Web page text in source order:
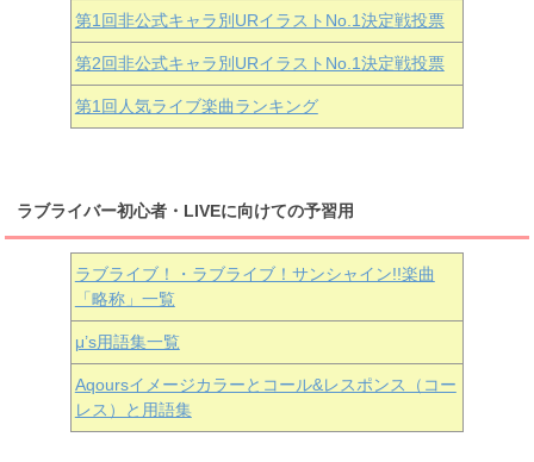
第1回非公式キャラ別URイラストNo.1決定戦投票
第2回非公式キャラ別URイラストNo.1決定戦投票
第1回人気ライブ楽曲ランキング
ラブライバー初心者・LIVEに向けての予習用
ラブライブ！・ラブライブ！サンシャイン!!楽曲
「略称」一覧
μ’s用語集一覧
Aqoursイメージカラーとコール&レスポンス（コー
レス）と用語集